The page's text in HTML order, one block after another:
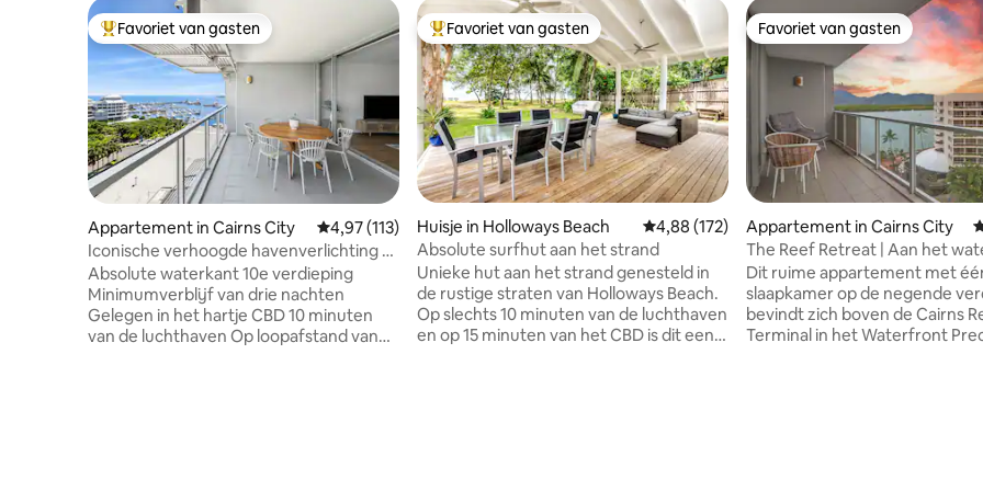
Topfavoriet van gasten
Favoriet van gasten
Appartement in Cairns City Gemiddelde beoordeling van 4,97 op 5, 113 recensies
4,97 (113)
Iconische verhoogde havenverlichting -
uitzicht op de oceaan met 2 bedden
Absolute waterkant 10e verdieping
Minimumverblijf van drie nachten
Gelegen in het hartje CBD 10 minuten
van de luchthaven Op loopafstand van
Topfavoriet van gasten
Favoriet van gasten
Huisje in Holloways Beach Gemiddelde beoordeling van 4,88 op 5, 172
4,88 (172)
Absolute surfhut aan het strand
Unieke hut aan het strand genesteld in
de rustige straten van Holloways Beach.
Op slechts 10 minuten van de luchthaven
en op 15 minuten van het CBD is dit een
Favoriet van gasten
Favoriet van gasten
Appartement in Cairns City
The Reef Retreat | Aan het
Reef Terminal
Dit ruime appartement met
slaapkamer op de negende
bevindt zich boven de Cairns
Terminal in het Waterfront